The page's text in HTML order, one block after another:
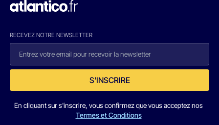
RECEVEZ NOTRE NEWSLETTER
S'INSCRIRE
En cliquant sur s'inscrire, vous confirmez que vous acceptez nos
Termes et Conditions